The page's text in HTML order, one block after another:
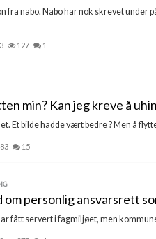
fra nabo. Nabo har nok skrevet
127 1
min? Kan jeg kreve å
Et bilde hadde vært bedre ? Men å
15
om personlig ansvarsrett
fått servert i fagmiljøet, men